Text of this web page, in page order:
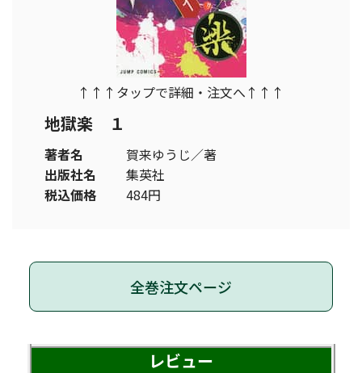
↑↑↑タップで詳細・注文へ↑↑↑
地獄楽 １
著者名
賀来ゆうじ／著
出版社名
集英社
税込価格
484円
全巻注文ページ
レビュー